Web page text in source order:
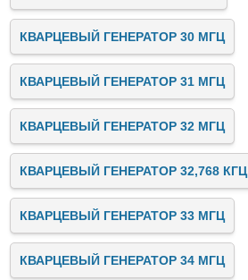
КВАРЦЕВЫЙ ГЕНЕРАТОР 30 МГЦ
КВАРЦЕВЫЙ ГЕНЕРАТОР 31 МГЦ
КВАРЦЕВЫЙ ГЕНЕРАТОР 32 МГЦ
КВАРЦЕВЫЙ ГЕНЕРАТОР 32,768 КГЦ
КВАРЦЕВЫЙ ГЕНЕРАТОР 33 МГЦ
КВАРЦЕВЫЙ ГЕНЕРАТОР 34 МГЦ